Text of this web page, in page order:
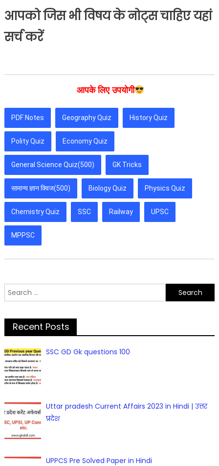
आपको जिस भी विषय के नोट्स चाहिए यहां
सर्च करें
आपके लिए उपयोगी
PDF Notes Geography Quiz History Quiz
Polity Quiz Economy Quiz
General Science Quiz(500) GK Tricks
सामान्य ज्ञान क्विज(500) Biology Quiz Physics Quiz
Chemistry Quiz SSC Railway UPSC
MPPSC
Search
for:
Recent Posts
SSC GD Gk questions 100
Uttar pradesh Current Affairs 2023 in Hindi | उत्तर
प्रदेश
UPPCS Pre Solved Paper in Hindi